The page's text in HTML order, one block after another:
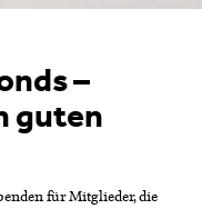
–
guten
für Mitglieder, die